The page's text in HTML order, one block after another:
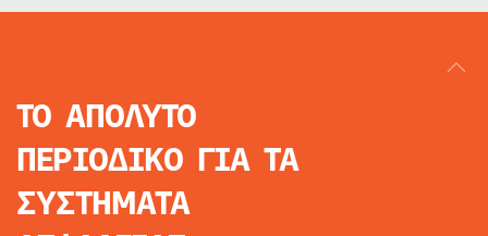
ΤΟ ΑΠΟΛΥΤΟ
ΠΕΡΙΟΔΙΚΟ ΓΙΑ ΤΑ
ΣΥΣΤΗΜΑΤΑ